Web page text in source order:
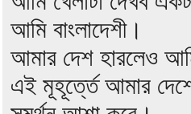
আমি বাংলাদেশী।
আমার দেশ হারলেও
এই মূহূর্ত্তে আমার